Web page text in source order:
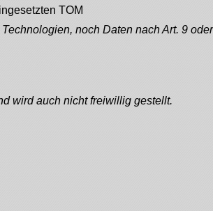
TOM
noch Daten nach Art. 9
wird auch nicht freiwillig gestellt.